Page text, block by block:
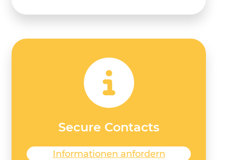
Secure Contacts
Informationen anfordern